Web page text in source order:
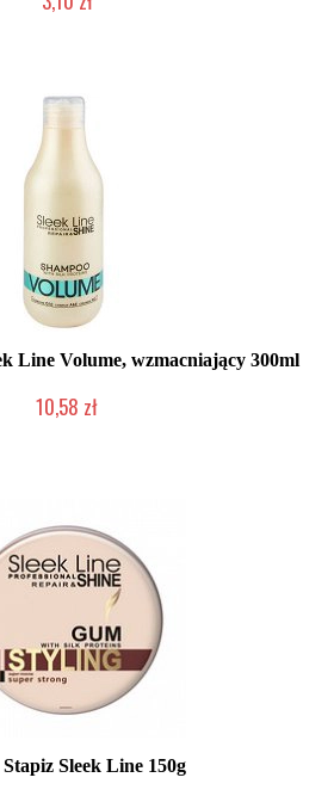
Line Volume, wzmacniający 300ml
10,58 zł
Sleek Line 150g